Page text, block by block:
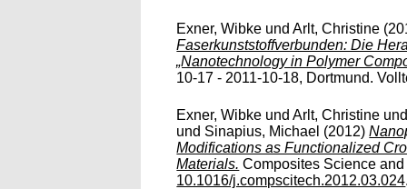
Exner, Wibke undArlt, Christine
Faserkunststoffverbunden: Die
„Nanotechnology in Polymer
10-17 - 2011-10-18, Dortmund.
Exner, Wibke undArlt, Christine
und Sinapius, Michael (2012)
Modifications as Functionalized
Materials. Composites Science
10.1016/j.compscitech.2012.03.024